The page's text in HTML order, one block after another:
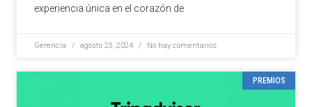
experiencia única en el corazón de
Gerencia agosto 23, 2024 No hay comentarios
PREMIOS